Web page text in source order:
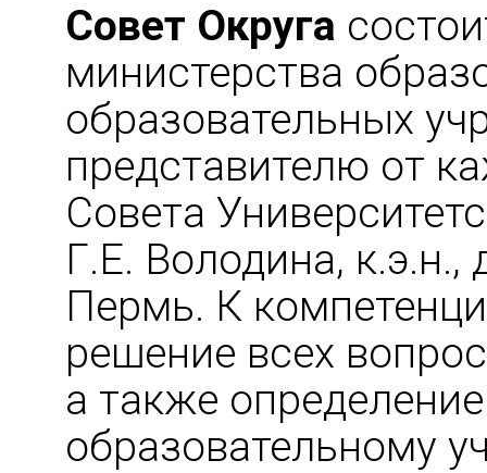
Совет Округа
министерства
образовательных
представителю от
Совета
Г.Е. Володина,
Пермь. К
решение всех
а также
образовательному